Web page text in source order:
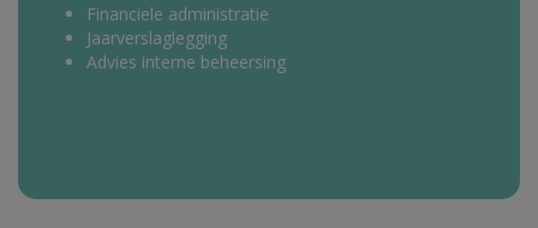
Financiele administratie
Jaarverslaglegging
Advies interne beheersing